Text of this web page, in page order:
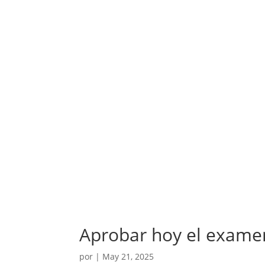
Aprobar hoy el
por | May 21, 2025